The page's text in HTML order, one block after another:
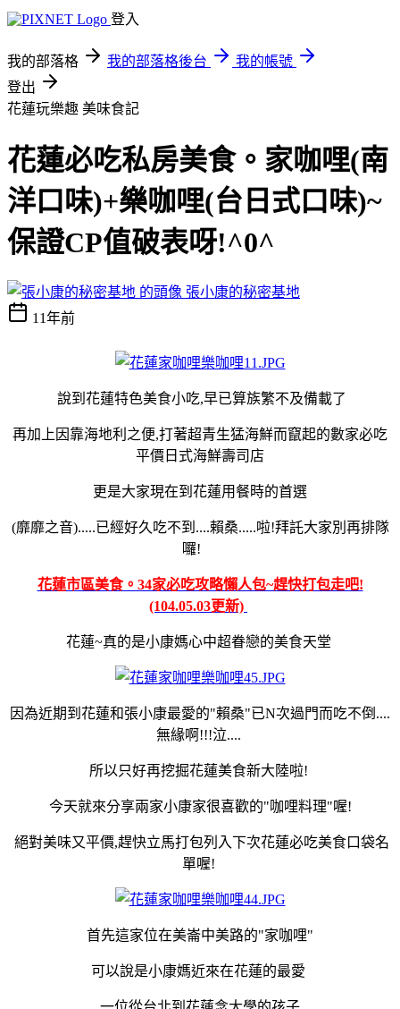
登入
我的部落格 我的部落格後台
我的帳號
登出
花蓮玩樂趣 美味食記
花蓮必吃私房美食。家咖哩(南
洋口味)+樂咖哩(台日式口味)~
保證CP值破表呀!^0^
張小康的秘密基地
11年前
說到花蓮特色美食小吃,早已算族繁不及備載了
再加上因靠海地利之便,打著超青生猛海鮮而竄起的數家必吃
平價日式海鮮壽司店
更是大家現在到花蓮用餐時的首選
(靡靡之音).....已經好久吃不到....賴桑.....啦!拜託大家別再排隊
囉!
花蓮市區美食。34家必吃攻略懶人包~趕快打包走吧!
(104.05.03更新)
花蓮~真的是小康媽心中超眷戀的美食天堂
因為近期到花蓮和張小康最愛的"賴桑"已N次過門而吃不倒....
無緣啊!!!泣....
所以只好再挖掘花蓮美食新大陸啦!
今天就來分享兩家小康家很喜歡的"咖哩料理"喔!
絕對美味又平價,趕快立馬打包列入下次花蓮必吃美食口袋名
單喔!
首先這家位在美崙中美路的"家咖哩"
可以說是小康媽近來在花蓮的最愛